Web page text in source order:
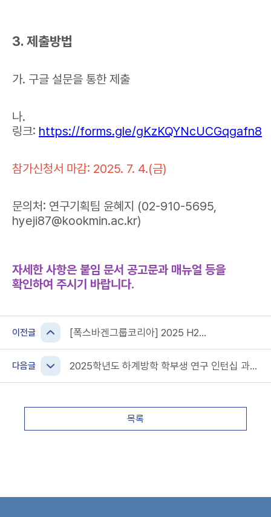
3. 제출방법
가. 구글 설문을 통한 제출
나.
링크: https://forms.gle/gKzKQYNcUCGqgafn8
참가신청서 마감: 2025. 7. 4.(금)
문의처: 연구기획팀 윤혜지 (02-910-5695,
hyeji87@kookmin.ac.kr)
자세한 사항은 붙임 문서 공고문과 매뉴얼 등을
확인하여 주시기 바랍니다.
이전글
[폭스바겐그룹코리아] 2025 H2
다음글
2025학년도 하계방학 학부생 연구 인턴십 과정
목록